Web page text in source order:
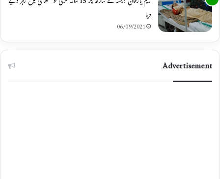
دیا
06/09/2021
Advertisement